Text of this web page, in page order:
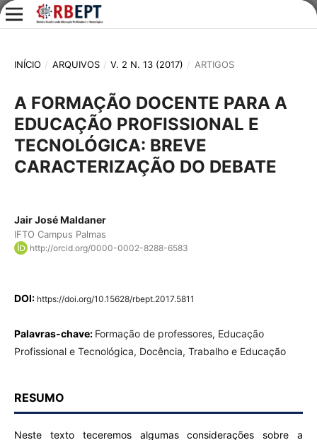
INÍCIO / ARQUIVOS / V. 2 N. 13 (2017) / ARTIGOS
A FORMAÇÃO DOCENTE PARA A
EDUCAÇÃO PROFISSIONAL E
TECNOLÓGICA: BREVE
CARACTERIZAÇÃO DO DEBATE
Jair José Maldaner
IFTO Campus Palmas
http://orcid.org/0000-0002-8288-6583
DOI: https://doi.org/10.15628/rbept.2017.5811
Palavras-chave: Formação de professores, Educação
Profissional e Tecnológica, Docência, Trabalho e Educação
RESUMO
Neste texto teceremos algumas considerações sobre a